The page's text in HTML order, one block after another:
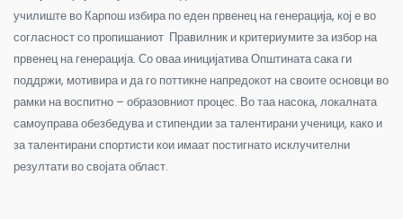
училиште во Карпош избира по еден првенец на генерација, кој е во
согласност со пропишаниот Правилник и критериумите за избор на
првенец на генерација. Со оваа иницијатива Општината сака ги
поддржи, мотивира и да го поттикне напредокот на своите основци во
рамки на воспитно – образовниот процес. Во таа насока, локалната
самоуправа обезбедува и стипендии за талентирани ученици, како и
за талентирани спортисти кои имаат постигнато исклучителни
резултати во својата област.